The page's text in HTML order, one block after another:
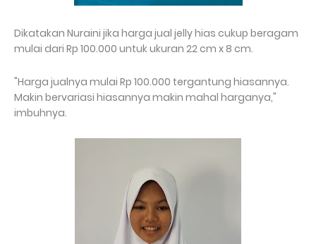
Dikatakan Nuraini jika harga jual jelly hias cukup beragam
mulai dari Rp 100.000 untuk ukuran 22 cm x 8 cm.
"Harga jualnya mulai Rp 100.000 tergantung hiasannya.
Makin bervariasi hiasannya makin mahal harganya,"
imbuhnya.